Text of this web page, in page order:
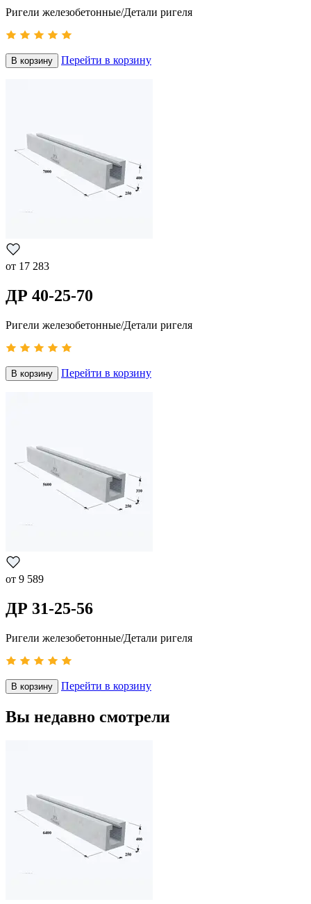
Ригели железобетонные/Детали ригеля
В корзину Перейти в корзину
от 17 283
ДР 40-25-70
Ригели железобетонные/Детали ригеля
В корзину Перейти в корзину
от 9 589
ДР 31-25-56
Ригели железобетонные/Детали ригеля
В корзину Перейти в корзину
Вы недавно смотрели